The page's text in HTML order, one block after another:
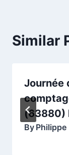
Similar
Journée
(63880)
By Philippe